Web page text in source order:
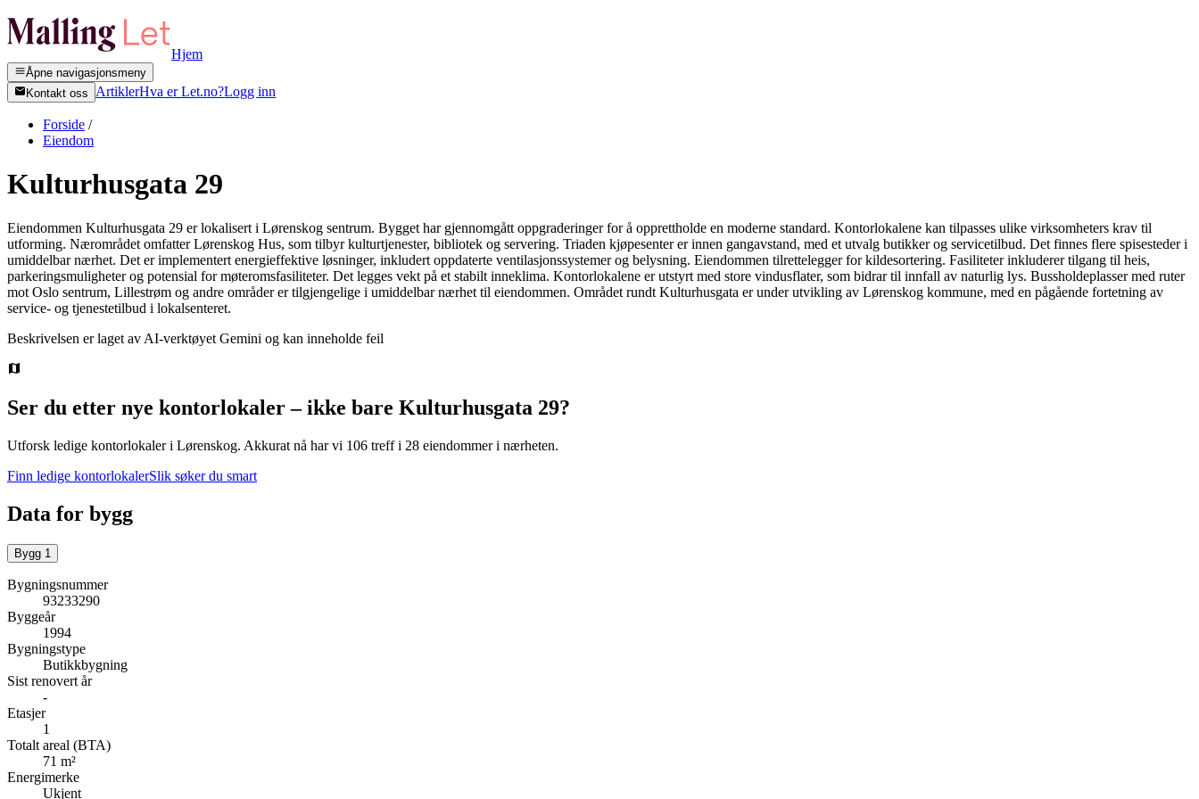
Hjem
Åpne navigasjonsmeny
Kontakt oss
ArtiklerHva er Let.no?Logg inn
Forside /
Eiendom
Kulturhusgata 29
Eiendommen Kulturhusgata 29 er lokalisert i Lørenskog sentrum. Bygget har gjennomgått oppgraderinger for å opprettholde en moderne standard. Kontorlokalene kan tilpasses ulike virksomheters krav til
utforming. Nærområdet omfatter Lørenskog Hus, som tilbyr kulturtjenester, bibliotek og servering. Triaden kjøpesenter er innen gangavstand, med et utvalg butikker og servicetilbud. Det finnes flere spisesteder i
umiddelbar nærhet. Det er implementert energieffektive løsninger, inkludert oppdaterte ventilasjonssystemer og belysning. Eiendommen tilrettelegger for kildesortering. Fasiliteter inkluderer tilgang til heis,
parkeringsmuligheter og potensial for møteromsfasiliteter. Det legges vekt på et stabilt inneklima. Kontorlokalene er utstyrt med store vindusflater, som bidrar til innfall av naturlig lys. Bussholdeplasser med ruter
mot Oslo sentrum, Lillestrøm og andre områder er tilgjengelige i umiddelbar nærhet til eiendommen. Området rundt Kulturhusgata er under utvikling av Lørenskog kommune, med en pågående fortetning av
service- og tjenestetilbud i lokalsenteret.
Beskrivelsen er laget av AI-verktøyet Gemini og kan inneholde feil
Ser du etter nye kontorlokaler – ikke bare Kulturhusgata 29?
Utforsk ledige kontorlokaler i Lørenskog. Akkurat nå har vi 106 treff i 28 eiendommer i nærheten.
Finn ledige kontorlokalerSlik søker du smart
Data for bygg
Bygg 1
Bygningsnummer
93233290
Byggeår
1994
Bygningstype
Butikkbygning
Sist renovert år
-
Etasjer
1
Totalt areal (BTA)
71 m²
Energimerke
Ukjent